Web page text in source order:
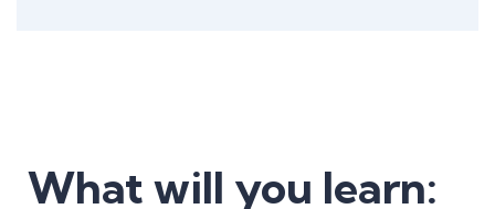
What will you learn: